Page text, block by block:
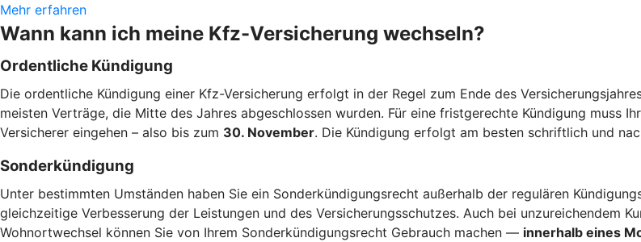
Mehr erfahren
Wann kann ich meine Kfz-Versicherung wechseln?
Ordentliche Kündigung
Die ordentliche Kündigung einer Kfz-Versicherung erfolgt in der Regel zum Ende des
meisten Verträge, die Mitte des Jahres abgeschlossen wurden. Für eine fristgerechte Kündigung muss
Versicherer eingehen – also bis zum 30. November. Die Kündigung erfolgt am besten schriftlich und
Sonderkündigung
Unter bestimmten Umständen haben Sie ein Sonderkündigungsrecht außerhalb der regulären
gleichzeitige Verbesserung der Leistungen und des Versicherungsschutzes. Auch bei unzureichendem
Wohnortwechsel können Sie von Ihrem Sonderkündigungsrecht Gebrauch machen — innerhalb eines